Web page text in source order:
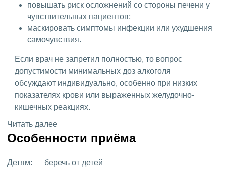
повышать риск осложнений со стороны печени у
чувствительных пациентов;
маскировать симптомы инфекции или ухудшения
самочувствия.
Если врач не запретил полностью, то вопрос
допустимости минимальных доз алкоголя
обсуждают индивидуально, особенно при низких
показателях крови или выраженных желудочно-
кишечных реакциях.
Читать далее
Особенности приёма
Детям:
беречь от детей